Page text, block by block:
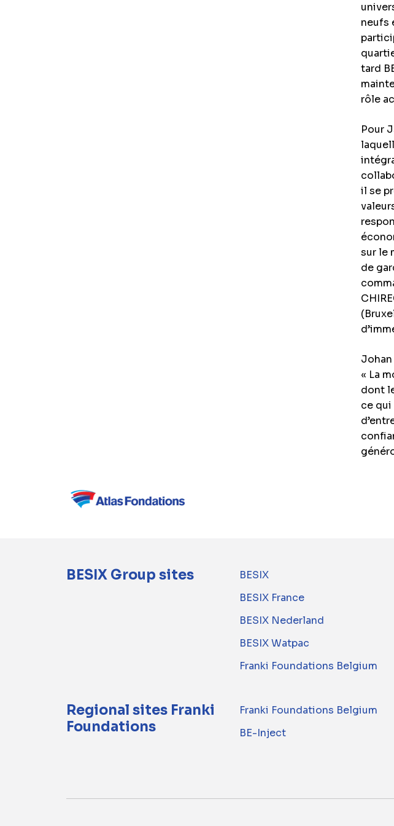
neufs
tard
rôle
Pour
il se
sur le
de
« La
dont
ce qui
BESIX Group sites BESIX
BESIX France
BESIX Nederland
BESIX Watpac
Franki Foundations Belgium
Regional sites Franki
Foundations
Franki Foundations Belgium
BE-Inject